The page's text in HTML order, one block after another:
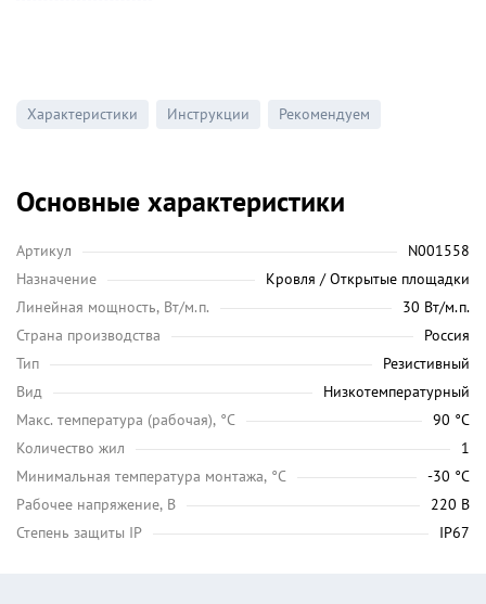
Характеристики Инструкции Рекомендуем
Основные характеристики
Артикул
N001558
Назначение
Кровля / Открытые площадки
Линейная мощность, Вт/м.п.
30 Вт/м.п.
Страна производства
Россия
Тип
Резистивный
Вид
Низкотемпературный
Maкс. температура (рабочая), °C
90 °C
Количество жил
1
Минимальная температура монтажа, °C
-30 °C
Рабочее напряжение, В
220 В
Степень защиты IP
IP67